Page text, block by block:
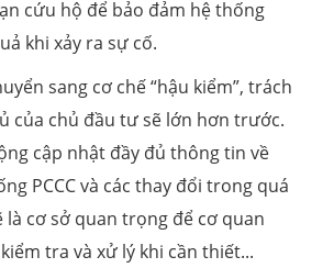
cứu hộ để bảo đảm hệ thống
khi xảy ra sự cố.
sang cơ chế “hậu kiểm”, trách
của chủ đầu tư sẽ lớn hơn trước.
cập nhật đầy đủ thông tin về
PCCC và các thay đổi trong quá
cơ sở quan trọng để cơ quan
tra và xử lý khi cần thiết...